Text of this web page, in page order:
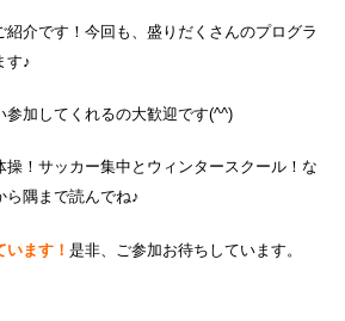
介です！今回も、盛りだくさんのプログラ
す♪
参加してくれるの大歓迎です(^^)
操！サッカー集中とウィンタースクール！な
ら隅まで読んでね♪
います！是非、ご参加お待ちしています。